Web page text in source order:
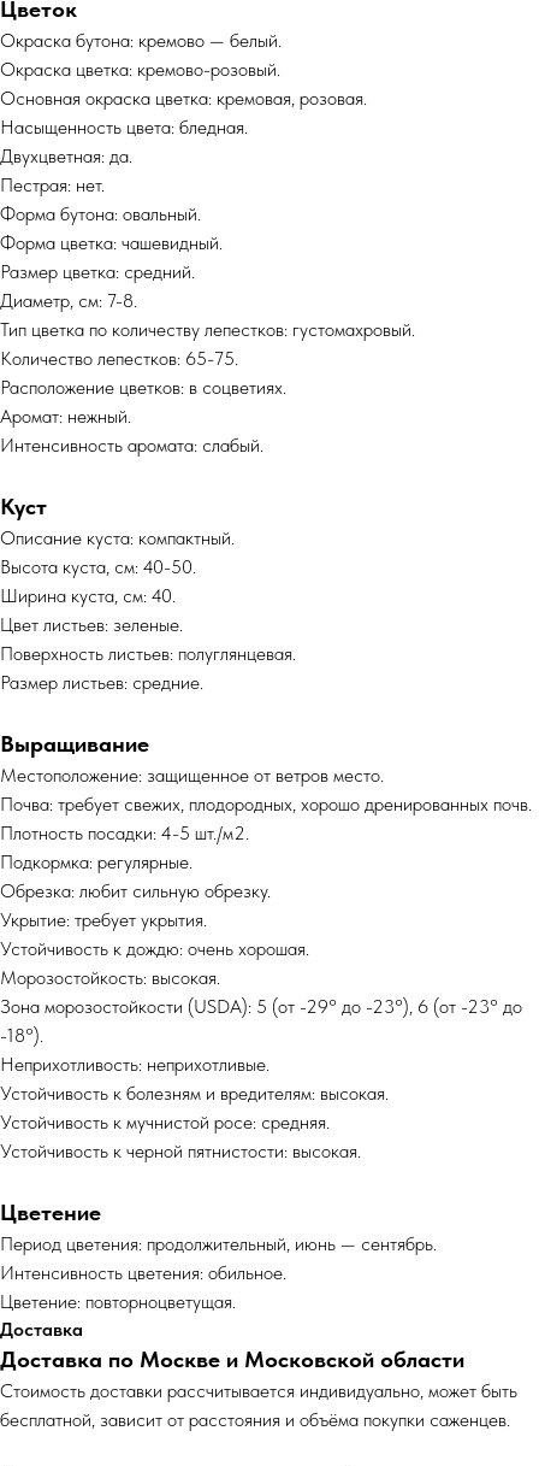
Цветок
Окраска бутона: кремово — белый.
Окраска цветка: кремово-розовый.
Основная окраска цветка: кремовая, розовая.
Насыщенность цвета: бледная.
Двухцветная: да.
Пестрая: нет.
Форма бутона: овальный.
Форма цветка: чашевидный.
Размер цветка: средний.
Диаметр, см: 7-8.
Тип цветка по количеству лепестков: густомахровый.
Количество лепестков: 65-75.
Расположение цветков: в соцветиях.
Аромат: нежный.
Интенсивность аромата: слабый.
Куст
Описание куста: компактный.
Высота куста, см: 40-50.
Ширина куста, см: 40.
Цвет листьев: зеленые.
Поверхность листьев: полуглянцевая.
Размер листьев: средние.
Выращивание
Местоположение: защищенное от ветров место.
Почва: требует свежих, плодородных, хорошо дренированных почв.
Плотность посадки: 4-5 шт./м2.
Подкормка: регулярные.
Обрезка: любит сильную обрезку.
Укрытие: требует укрытия.
Устойчивость к дождю: очень хорошая.
Морозостойкость: высокая.
Зона морозостойкости (USDA): 5 (от -29° до -23°), 6 (от -23° до
-18°).
Неприхотливость: неприхотливые.
Устойчивость к болезням и вредителям: высокая.
Устойчивость к мучнистой росе: средняя.
Устойчивость к черной пятнистости: высокая.
Цветение
Период цветения: продолжительный, июнь — сентябрь.
Интенсивность цветения: обильное.
Цветение: повторноцветущая.
Доставка
Доставка по Москве и Московской области
Cтоимость доставки рассчитывается индивидуально, может быть
бесплатной, зависит от расстояния и объёма покупки саженцев.